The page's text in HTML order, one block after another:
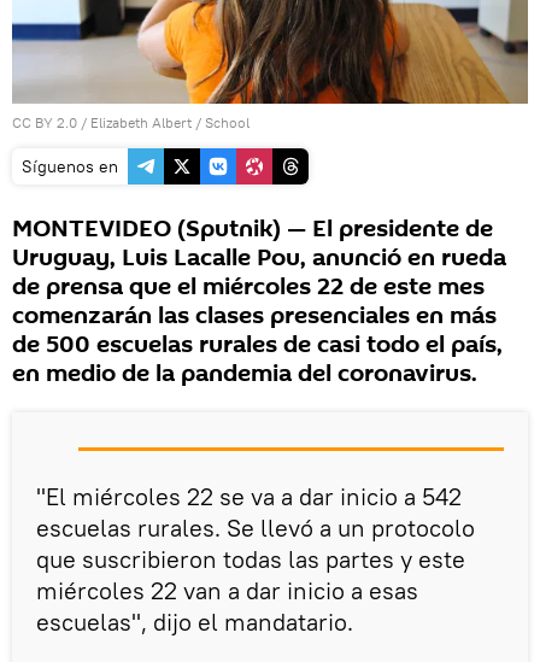
CC BY 2.0 / Elizabeth Albert / School
Síguenos en
MONTEVIDEO (Sputnik) — El presidente de
Uruguay, Luis Lacalle Pou, anunció en rueda
de prensa que el miércoles 22 de este mes
comenzarán las clases presenciales en más
de 500 escuelas rurales de casi todo el país,
en medio de la pandemia del coronavirus.
"El miércoles 22 se va a dar inicio a 542
escuelas rurales. Se llevó a un protocolo
que suscribieron todas las partes y este
miércoles 22 van a dar inicio a esas
escuelas", dijo el mandatario.